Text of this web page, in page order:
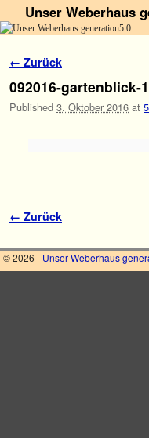
Unser Weberhaus
Bilder-Navigation
← Zurück
092016-gartenblick-
Published 3. Oktober 2016 at
Bilder-Navigation
← Zurück
© 2026 - Unser Weberhaus